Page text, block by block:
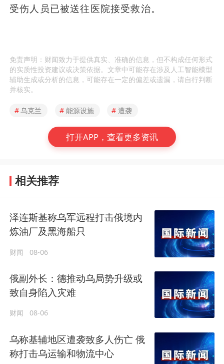
受伤人员已被送往医院接受救治。
免责声明：财闻致力于提供真实、准确的信息，但不构成任何形式
的实质性投资建议或决策依据。文章中可能存在涉及人工智能模型
辅助生成或分析的信息，可能存在一定的偏差或遗漏，请自行判断
并核实。
#乌克兰 # 能源设施 # 遭袭
打开APP，查看更多资讯
相关推荐
泽连斯基称乌军远程打击俄境内
炼油厂及黑海船只
财闻 08-06
俄副外长：德推动乌局势升级或
致自身陷入灾难
财闻 08-06
乌称基辅地区遭袭致多人伤亡 俄
称打击乌运输和物流中心